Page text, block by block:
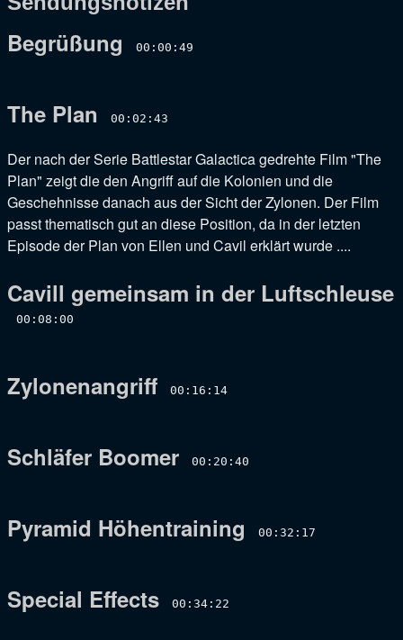
Begrüßung 00:00:49
The Plan 00:02:43
Der nach der Serie Battlestar Galactica gedrehte Film "The
Plan" zeigt die den Angriff auf die Kolonien und die
Geschehnisse danach aus der Sicht der Zylonen. Der Film
passt thematisch gut an diese Position, da in der letzten
Episode der Plan von Ellen und Cavil erklärt wurde ....
Cavill gemeinsam in der Luftschleuse
00:08:00
Zylonenangriff 00:16:14
Schläfer Boomer 00:20:40
Pyramid Höhentraining 00:32:17
Special Effects 00:34:22